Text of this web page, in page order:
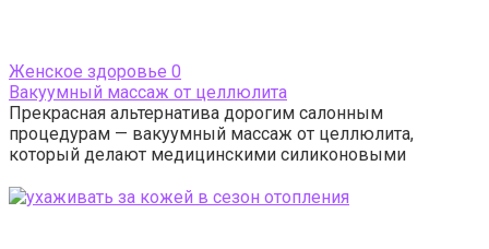
Женское здоровье 0
Вакуумный массаж от целлюлита
Прекрасная альтернатива дорогим салонным
процедурам — вакуумный массаж от целлюлита,
который делают медицинскими силиконовыми